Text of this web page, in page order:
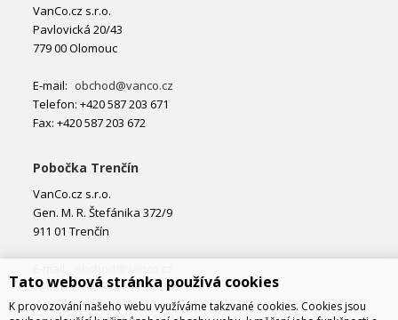
VanCo.cz s.r.o.
Pavlovická 20/43
779 00 Olomouc
E-mail: obchod@vanco.cz
Telefon: +420 587 203 671
Fax: +420 587 203 672
Pobočka Trenčín
VanCo.cz s.r.o.
Gen. M. R. Štefánika 372/9
911 01 Trenčín
Telefon: +421 32 877 74 02
Tato webová stránka používá cookies
K provozování našeho webu využíváme takzvané cookies. Cookies jsou